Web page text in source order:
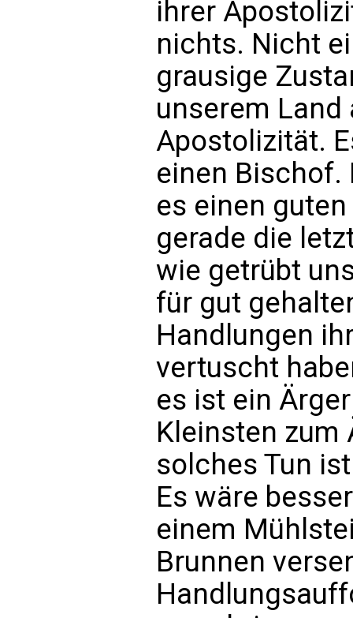
ihrer
nichts. Nicht
grausige
unserem
Apostolizität.
einen Bischof.
es einen
gerade die
wie getrübt
für gut
Handlungen
vertuscht
es ist ein
Kleinsten zum
solches Tun
Es wäre
einem
Brunnen